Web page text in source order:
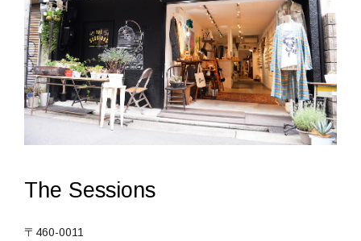
The Sessions
〒460-0011